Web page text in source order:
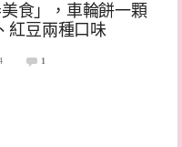
食」，車輪餅一顆
紅豆兩種口味
1